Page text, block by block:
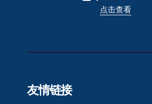
点击查看
友情链接